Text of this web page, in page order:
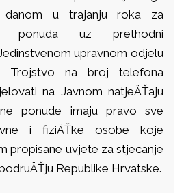
danom u trajanju roka za
ponuda uz prethodni
upravnom odjelu
na broj telefona
na Javnom natjeÄŤaju
ponude imaju pravo sve
i fiziÄŤke osobe koje
propisane uvjete za stjecanje
Republike Hrvatske.